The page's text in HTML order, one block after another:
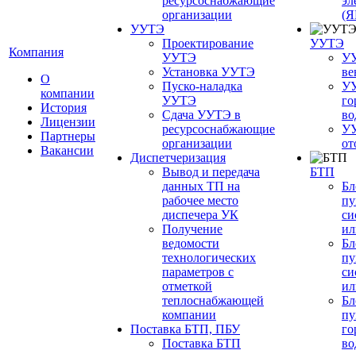
Компания
О
компании
История
Лицензии
Партнеры
Вакансии
организации
УУТЭ
Проектирование
УУТЭ
Установка УУТЭ
Пуско-наладка
УУТЭ
Сдача УУТЭ в
ресурсоснабжающие
организации
Диспетчеризация
Вывод и передача
данных ТП на
рабочее место
диспечера УК
Получение
ведомости
технологических
параметров с
отметкой
теплоснабжающей
компании
Поставка БТП, ПБУ
Поставка БТП
УУТЭ
БТП